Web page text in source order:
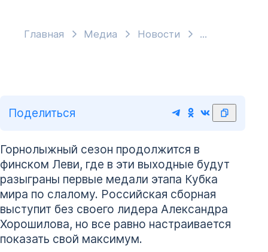
Главная Медиа Новости
Поделиться
Горнолыжный сезон продолжится в
финском Леви, где в эти выходные будут
разыграны первые медали этапа Кубка
мира по слалому. Российская сборная
выступит без своего лидера Александра
Хорошилова, но все равно настраивается
показать свой максимум.